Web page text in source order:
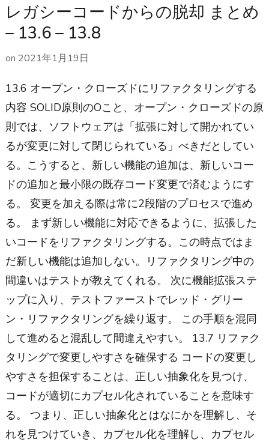
レガシーコードからの脱却 まとめ
– 13.6 – 13.8
on 2021年1月19日
13.6 オープン・クローズドにリファクタリングする
内容 SOLID原則のOこと、オープン・クローズドの原
則では、ソフトウェアは「拡張に対して開かれてい
るが変更に対して閉じられている」べきだとしてい
る。こうすると、新しい機能の追加は、新しいコー
ドの追加と最小限の既存コード変更で済むようにす
る。 変更を加える際は常に2段階のプロセスで進め
る。 まず新しい機能に対応できるように、拡張した
いコードをリファクタリングする。この時点ではま
だ新しい機能は追加しない。リファクタリング中の
間違いはテストが教えてくれる。 次に機能拡張ステ
ップに入り、テストファーストでレッド・グリー
ン・リファクタリングを繰り返す。 この手順を混同
して進めると混乱して間違えやすい。 13.7 リファク
タリングで変更しやすさを確保する コードの変更し
やすさを担保することは、正しい抽象化を見つけ、
コードが適切にカプセル化されていることを意味す
る。 つまり、正しい抽象化とはなにかを理解し、そ
れを見つけていき、カプセル化を理解し、カプセル